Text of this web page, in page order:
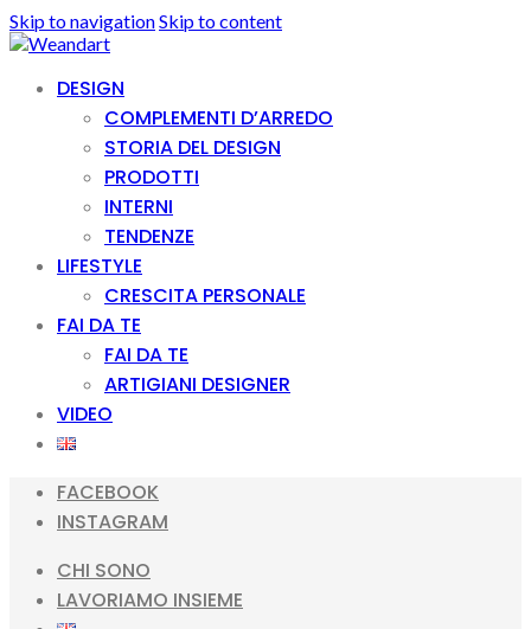
Skip to navigationSkip to content
DESIGN
COMPLEMENTI D’ARREDO
STORIA DEL DESIGN
PRODOTTI
INTERNI
TENDENZE
LIFESTYLE
CRESCITA PERSONALE
FAI DA TE
FAI DA TE
ARTIGIANI DESIGNER
VIDEO
FACEBOOK
INSTAGRAM
CHI SONO
LAVORIAMO INSIEME